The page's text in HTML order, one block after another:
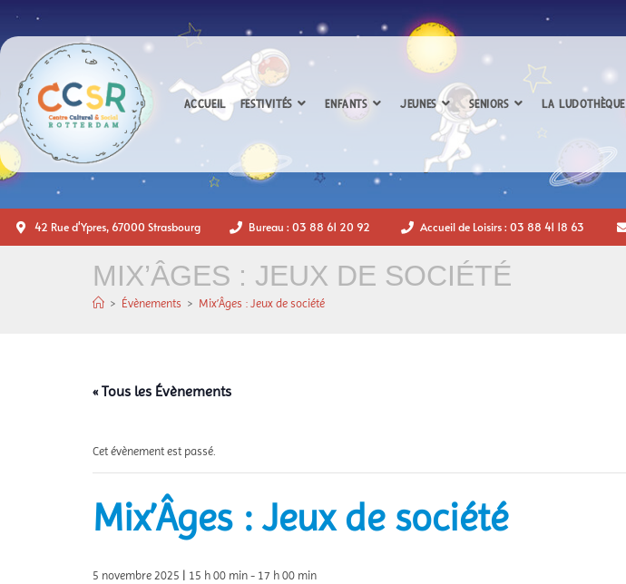
ACCUEIL FESTIVITÉS ENFANTS JEUNES SENIORS LA LUDOTHÈQUE
42 Rue d'Ypres, 67000 Strasbourg Bureau : 03 88 61 20 92 Accueil de Loisirs : 03 88 41 18 63
MIX’ÂGES : JEUX DE SOCIÉTÉ
> Évènements > Mix’Âges : Jeux de société
« Tous les Évènements
Cet évènement est passé.
Mix’Âges : Jeux de société
5 novembre 2025 | 15 h 00 min - 17 h 00 min